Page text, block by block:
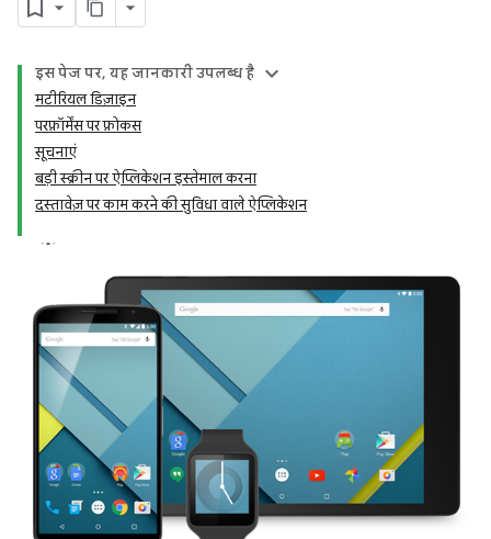
इस पेज पर, यह जानकारी उपलब्ध है
मटीरियल डिज़ाइन
परफ़ॉर्मेंस पर फ़ोकस
सूचनाएं
बड़ी स्क्रीन पर ऐप्लिकेशन इस्तेमाल करना
दस्तावेज़ पर काम करने की सुविधा वाले ऐप्लिकेशन